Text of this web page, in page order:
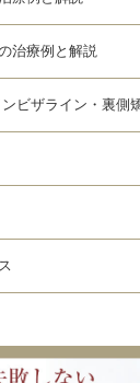
治療例と解説
ンビザライン・裏側